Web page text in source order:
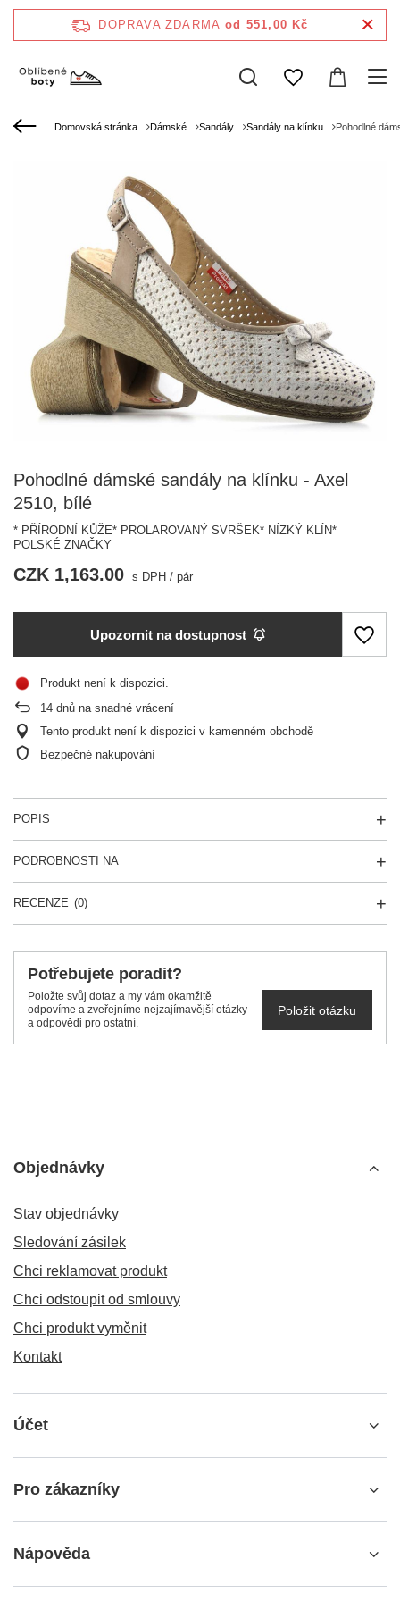
DOPRAVA ZDARMA od 551,00 Kč
Domovská stránka Dámské Sandály Sandály na klínku Pohodlné
Pohodlné dámské sandály na klínku - Axel
2510, bílé
* PŘÍRODNÍ KŮŽE* PROLAROVANÝ SVRŠEK* NÍZKÝ KLÍN*
POLSKÉ ZNAČKY
CZK 1,163.00 s DPH / pár
Upozornit na dostupnost
Produkt není k dispozici
14 dnů na snadné vrácení
Tento produkt není k dispozici v kamenném obchodě
Bezpečné nakupování
POPIS
PODROBNOSTI NA
RECENZE (0)
Potřebujete poradit?
Položte svůj dotaz a my vám okamžitě
odpovíme a zveřejníme nejzajímavější otázky
a odpovědi pro ostatní.
Položit otázku
Objednávky
Stav objednávky
Sledování zásilek
Chci reklamovat produkt
Chci odstoupit od smlouvy
Chci produkt vyměnit
Kontakt
Účet
Pro zákazníky
Nápověda